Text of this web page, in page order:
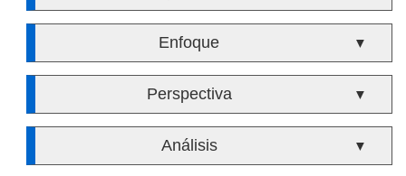
Enfoque ▼
Perspectiva ▼
Análisis ▼